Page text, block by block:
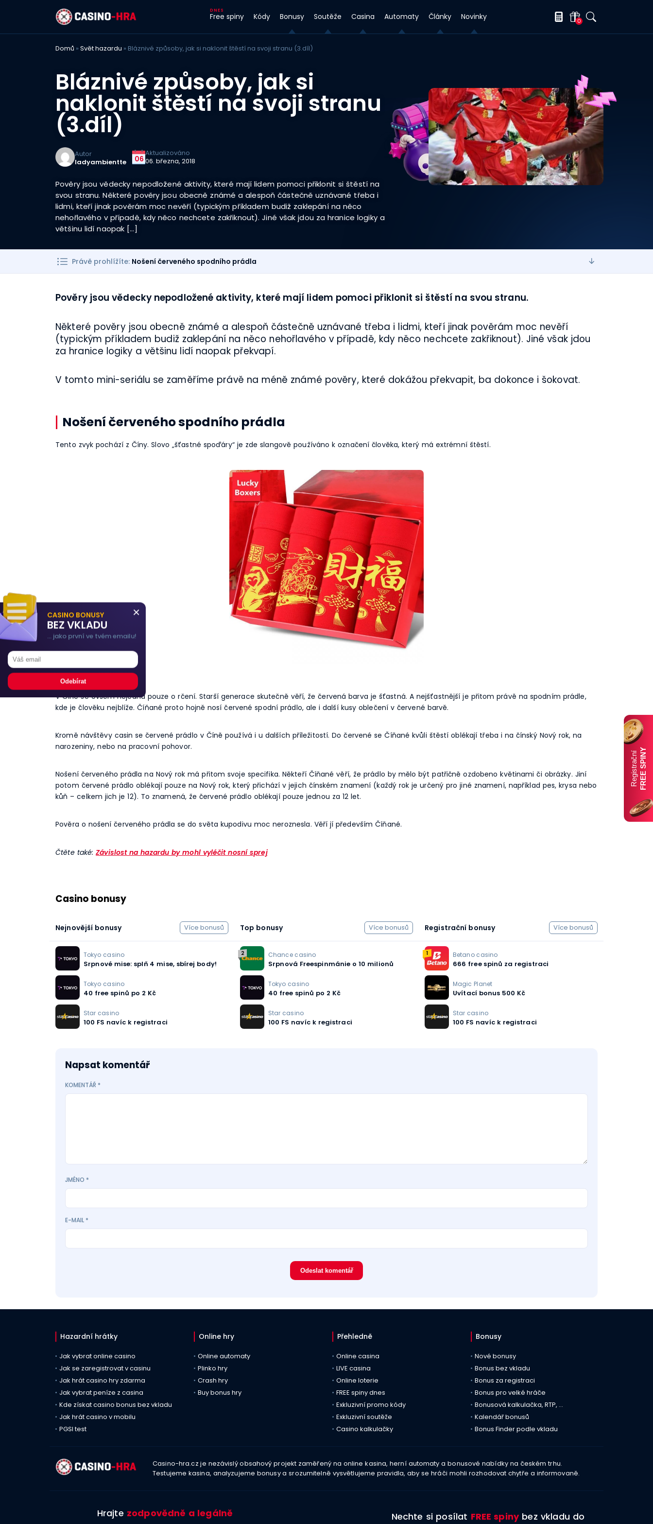
Free spiny Kódy Bonusy Soutěže Casina Automaty Články Novinky 0
Domů » Svět hazardu » Bláznivé způsoby, jak si naklonit štěstí na svoji stranu (3.díl)
Bláznivé způsoby, jak si
naklonit štěstí na svoji stranu
(3.díl)
Autor
ladyambientte
06
Aktualizováno
06. března, 2018
Pověry jsou vědecky nepodložené aktivity, které mají lidem pomoci přiklonit si štěstí na
svou stranu. Některé pověry jsou obecně známé a alespoň částečně uznávané třeba i
lidmi, kteří jinak pověrám moc nevěří (typickým příkladem budiž zaklepání na něco
nehořlavého v případě, kdy něco nechcete zakřiknout). Jiné však jdou za hranice logiky a
většinu lidí naopak […]
Právě prohlížíte: Nošení červeného spodního prádla
Pověry jsou vědecky nepodložené aktivity, které mají lidem pomoci přiklonit si štěstí na svou stranu.
Některé pověry jsou obecně známé a alespoň částečně uznávané třeba i lidmi, kteří jinak pověrám moc nevěří
(typickým příkladem budiž zaklepání na něco nehořlavého v případě, kdy něco nechcete zakřiknout). Jiné však jdou
za hranice logiky a většinu lidí naopak překvapí.
V tomto mini-seriálu se zaměříme právě na méně známé pověry, které dokážou překvapit, ba dokonce i šokovat.
Nošení červeného spodního prádla
Tento zvyk pochází z Číny. Slovo „šťastné spoďáry“ je zde slangově používáno k označení člověka, který má extrémní štěstí.
V Číně se ovšem nejedná pouze o rčení. Starší generace skutečně věří, že červená barva je šťastná. A nejšťastnější je přitom právě na spodním prádle,
kde je člověku nejblíže. Číňané proto hojně nosí červené spodní prádlo, ale i další kusy oblečení v červené barvě.
Kromě návštěvy casin se červené prádlo v Číně používá i u dalších příležitostí. Do červené se Číňané kvůli štěstí oblékají třeba i na čínský Nový rok, na
narozeniny, nebo na pracovní pohovor.
Nošení červeného prádla na Nový rok má přitom svoje specifika. Někteří Číňané věří, že prádlo by mělo být patřičně ozdobeno květinami či obrázky. Jiní
potom červené prádlo oblékají pouze na Nový rok, který přichází v jejich čínském znamení (každý rok je určený pro jiné znamení, například pes, krysa nebo
kůň – celkem jich je 12). To znamená, že červené prádlo oblékají pouze jednou za 12 let.
Pověra o nošení červeného prádla se do světa kupodivu moc neroznesla. Věří jí především Číňané.
Čtěte také:Závislost na hazardu by mohl vyléčit nosní sprej
Casino bonusy
Nejnovější bonusy Více bonusů
Tokyo casino
Srpnové mise: splň 4 mise, sbírej body!
Tokyo casino
40 free spinů po 2 Kč
Star casino
100 FS navíc k registraci
Top bonusy Více bonusů
2 Chance casino
Srpnová Freespinmánie o 10 milionů
Tokyo casino
40 free spinů po 2 Kč
Star casino
100 FS navíc k registraci
Registrační bonusy Více bonusů
1 Betano casino
666 free spinů za registraci
Magic Planet
Uvítací bonus 500 Kč
Star casino
100 FS navíc k registraci
Napsat komentář
KOMENTÁŘ *
JMÉNO *
E-MAIL *
RegistračníFREE SPINY
Hazardní hrátky
Jak vybrat online casino
Jak se zaregistrovat v casinu
Jak hrát casino hry zdarma
Jak vybrat peníze z casina
Kde získat casino bonus bez vkladu
Jak hrát casino v mobilu
PGSI test
Online hry
Online automaty
Plinko hry
Crash hry
Buy bonus hry
Přehledně
Online casina
LIVE casina
Online loterie
FREE spiny dnes
Exkluzivní promo kódy
Exkluzivní soutěže
Casino kalkulačky
Bonusy
Nové bonusy
Bonus bez vkladu
Bonus za registraci
Bonus pro velké hráče
Bonusová kalkulačka, RTP, …
Kalendář bonusů
Bonus Finder podle vkladu
Casino-hra.cz je nezávislý obsahový projekt zaměřený na online kasina, herní automaty a bonusové nabídky na českém trhu.
Testujeme kasina, analyzujeme bonusy a srozumitelně vysvětlujeme pravidla, aby se hráči mohli rozhodovat chytře a informovaně.
Hrajte zodpovědně a legálně Nechte si posílat FREE spinybez vkladu do
×
CASINO BONUSY
BEZ VKLADU
... jako první ve tvém emailu!